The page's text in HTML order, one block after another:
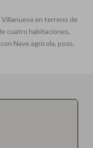
en terreno de
cuatro habitaciones,
Nave agrícola, pozo,